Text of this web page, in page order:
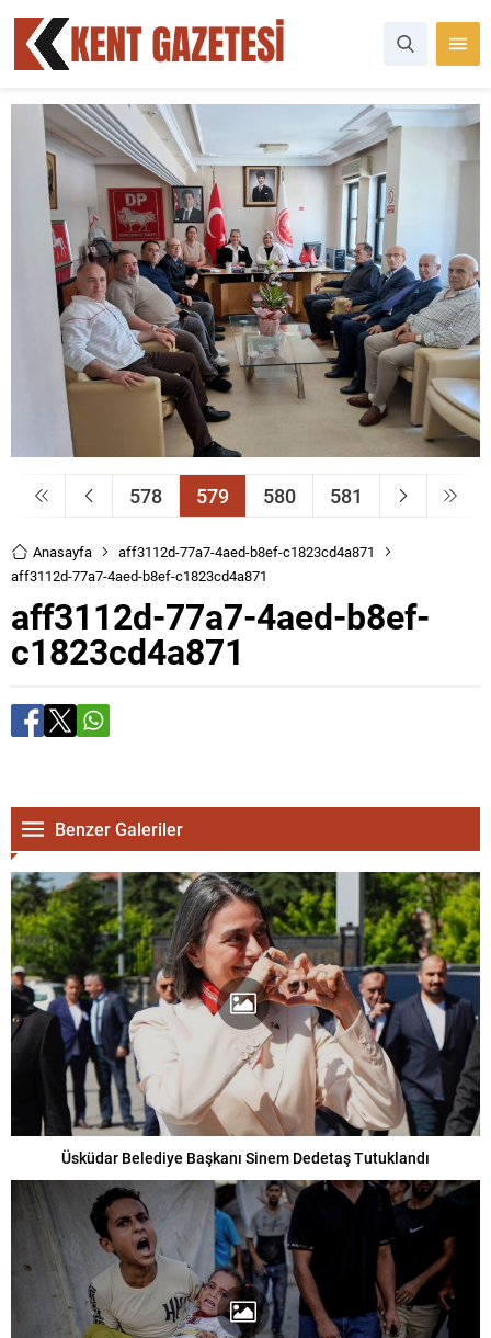
578 579 580 581
Anasayfa
aff3112d-77a7-4aed-b8ef-c1823cd4a871
aff3112d-77a7-4aed-b8ef-c1823cd4a871
aff3112d-77a7-4aed-b8ef-
c1823cd4a871
Benzer Galeriler
Üsküdar Belediye Başkanı Sinem Dedetaş Tutuklandı